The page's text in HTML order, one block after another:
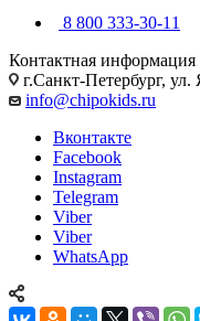
8 800 333-30-11
Контактная информация
г.Санкт-Петербург,
info@chipokids.ru
Вконтакте
Facebook
Instagram
Telegram
Viber
Viber
WhatsApp